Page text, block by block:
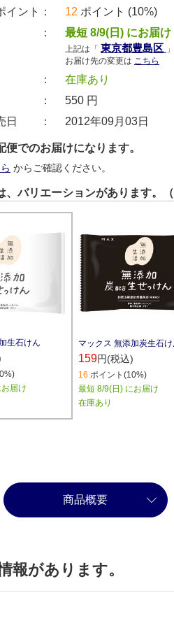
イント：
12 ポイント (10%)
安 ：
最短 8/9(日) にお届け
上記は「 東京都豊島区
お届け先の変更は こちら
：
在庫あり
料 ：
550 円
売日 ：
2012年09月03日
便でのお届けになります。
からご確認ください。
、バリエーションがあります。（
生石けん
届け
マックス 無添加炭生石
159円(税込)
16 ポイント(10%)
最短 8/9(日) にお届け
在庫あり
商品概要
報があります。